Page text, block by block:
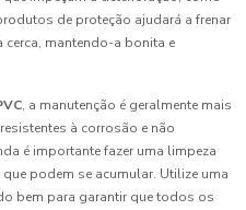
de proteção ajudará a frenar
cerca, mantendo-a bonita e
, a manutenção é geralmente mais
à corrosão e não
é importante fazer uma limpeza
podem se acumular. Utilize uma
bem para garantir que todos os